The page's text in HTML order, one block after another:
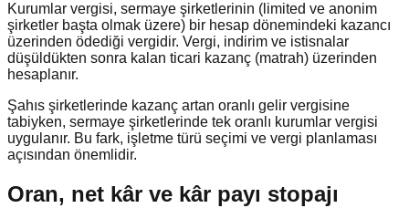
Kurumlar vergisi, sermaye şirketlerinin (limited ve anonim
şirketler başta olmak üzere) bir hesap dönemindeki kazancı
üzerinden ödediği vergidir. Vergi, indirim ve istisnalar
düşüldükten sonra kalan ticari kazanç (matrah) üzerinden
hesaplanır.
Şahıs şirketlerinde kazanç artan oranlı gelir vergisine
tabiyken, sermaye şirketlerinde tek oranlı kurumlar vergisi
uygulanır. Bu fark, işletme türü seçimi ve vergi planlaması
açısından önemlidir.
Oran, net kâr ve kâr payı stopajı